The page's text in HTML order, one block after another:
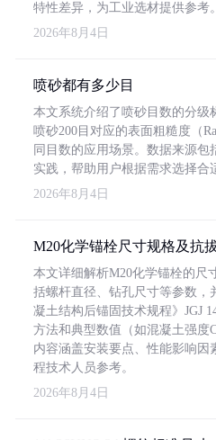
特性差异，为工业选材提供参考。
2026年8月4日
喷砂都有多少目
本文系统介绍了喷砂目数的分级
喷砂200目对应的表面粗糙度（
同目数的应用场景。数据来源包
实践，帮助用户根据需求选择合
2026年8月4日
M20化学锚栓尺寸规格及抗
本文详细解析M20化学锚栓的尺
括螺杆直径、钻孔尺寸等参数，
凝土结构后锚固技术规程》JGJ
方法和典型数值（如混凝土强度
内容涵盖安装要点、性能影响因
程技术人员参考。
2026年8月4日